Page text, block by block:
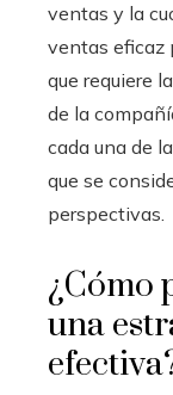
ventas y la
ventas eficaz
que requiere
de la
cada una de
que se
perspectivas.
¿Cómo
una